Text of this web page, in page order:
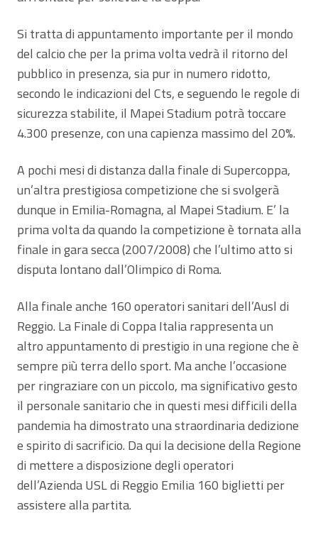
Si tratta di appuntamento importante per il mondo
del calcio che per la prima volta vedrà il ritorno del
pubblico in presenza, sia pur in numero ridotto,
secondo le indicazioni del Cts, e seguendo le regole di
sicurezza stabilite, il Mapei Stadium potrà toccare
4.300 presenze, con una capienza massimo del 20%.
A pochi mesi di distanza dalla finale di Supercoppa,
un’altra prestigiosa competizione che si svolgerà
dunque in Emilia-Romagna, al Mapei Stadium. E’ la
prima volta da quando la competizione è tornata alla
finale in gara secca (2007/2008) che l’ultimo atto si
disputa lontano dall’Olimpico di Roma.
Alla finale anche 160 operatori sanitari dell’Ausl di
Reggio. La Finale di Coppa Italia rappresenta un
altro appuntamento di prestigio in una regione che è
sempre più terra dello sport. Ma anche l’occasione
per ringraziare con un piccolo, ma significativo gesto
il personale sanitario che in questi mesi difficili della
pandemia ha dimostrato una straordinaria dedizione
e spirito di sacrificio. Da qui la decisione della Regione
di mettere a disposizione degli operatori
dell’Azienda USL di Reggio Emilia 160 biglietti per
assistere alla partita.